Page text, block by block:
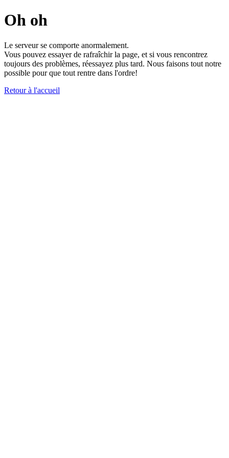
Oh oh
Le serveur se comporte anormalement.
Vous pouvez essayer de rafraîchir la page, et si vous rencontrez
toujours des problèmes, réessayez plus tard. Nous faisons tout notre
possible pour que tout rentre dans l'ordre!
Retour à l'accueil